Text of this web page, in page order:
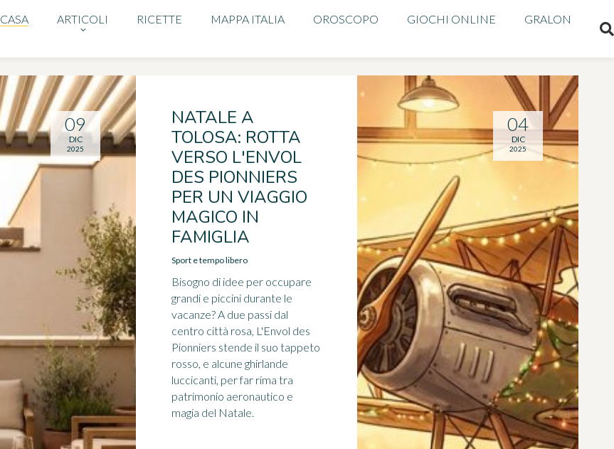
CASA ARTICOLI RICETTE MAPPA ITALIA OROSCOPO GIOCHI ONLINE GRALON
09
DIC
2025
NATALE A
TOLOSA: ROTTA
VERSO L'ENVOL
DES PIONNIERS
PER UN VIAGGIO
MAGICO IN
FAMIGLIA
Sport e tempo libero
Bisogno di idee per occupare
grandi e piccini durante le
vacanze? A due passi dal
centro città rosa, L'Envol des
Pionniers stende il suo tappeto
rosso, e alcune ghirlande
luccicanti, per far rima tra
patrimonio aeronautico e
magia del Natale.
04
DIC
2025